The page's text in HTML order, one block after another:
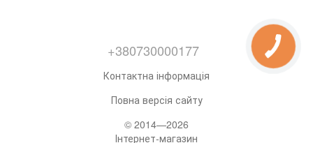
+380730000177
Контактна інформація
Повна версія сайту
© 2014—2026
Інтернет-магазин